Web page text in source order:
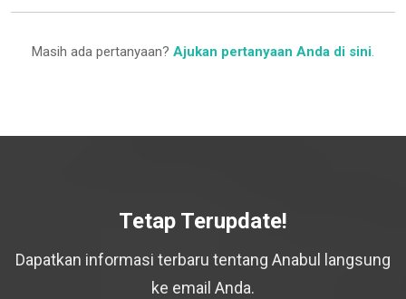
Masih ada pertanyaan? Ajukan pertanyaan Anda di sini.
Tetap Terupdate!
Dapatkan informasi terbaru tentang Anabul langsung
ke email Anda.